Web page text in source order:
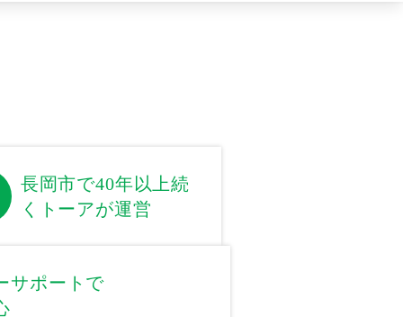
長岡市で40年以上続
くトーアが運営
サポートで